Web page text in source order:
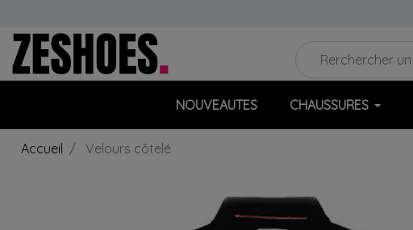
NOUVEAUTES CHAUSSURES
Accueil Velours côtelé